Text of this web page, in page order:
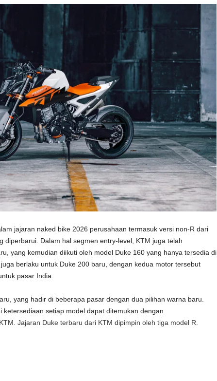
jajaran naked bike 2026 perusahaan termasuk versi non-R dari
diperbarui. Dalam hal segmen entry-level, KTM juga telah
yang kemudian diikuti oleh model Duke 160 yang hanya tersedia di
berlaku untuk Duke 200 baru, dengan kedua motor tersebut
pasar India.
yang hadir di beberapa pasar dengan dua pilihan warna baru.
ketersediaan setiap model dapat ditemukan dengan
Jajaran Duke terbaru dari KTM dipimpin oleh tiga model R.